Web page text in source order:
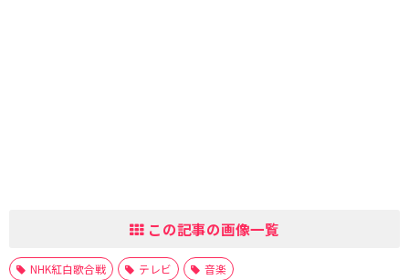
この記事の画像一覧
NHK紅白歌合戦 テレビ 音楽